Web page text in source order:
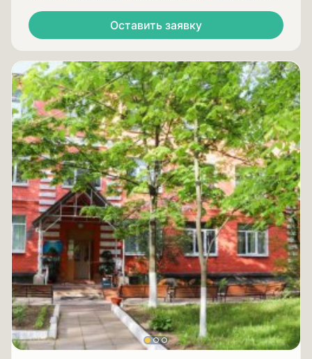
Оставить заявку